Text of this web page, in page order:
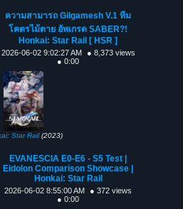
ความสามารถ Gilgamesh V.1 ทีม
โคตรไม้ตาย อัพเกรด SABER?!
Honkai: Star Rail [ HSR ]
2026-06-02 9:02:27 AM
● 8,373 views
● 0:00
Star Rail(2023)
EVANESCIA E0-E6 - S5 Test |
Eidolon Comparison Showcase |
Honkai: Star Rail
2026-06-02 8:55:00 AM
● 372 views
● 0:00